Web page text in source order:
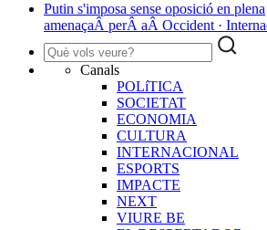
Putin s'imposa sense oposició en plena
amenaçaÂ perÂ aÂ Occident ·
Canals
POLíTICA
SOCIETAT
ECONOMIA
CULTURA
INTERNACIONAL
ESPORTS
IMPACTE
NEXT
VIURE BE